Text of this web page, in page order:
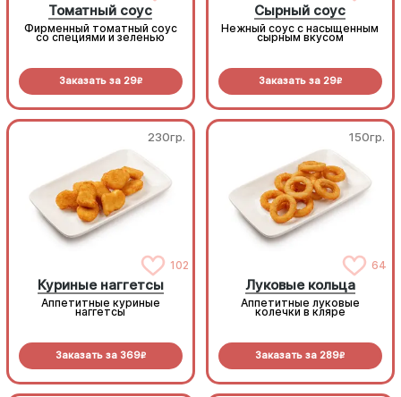
Томатный соус
Фирменный томатный соус
со специями и зеленью
Заказать за 29R
Сырный соус
Нежный соус с насыщенным
сырным вкусом
Заказать за 29R
230гр.
102
Куриные наггетсы
Аппетитные куриные
наггетсы
Заказать за 369R
150гр.
64
Луковые кольца
Аппетитные луковые
колечки в кляре
Заказать за 289R